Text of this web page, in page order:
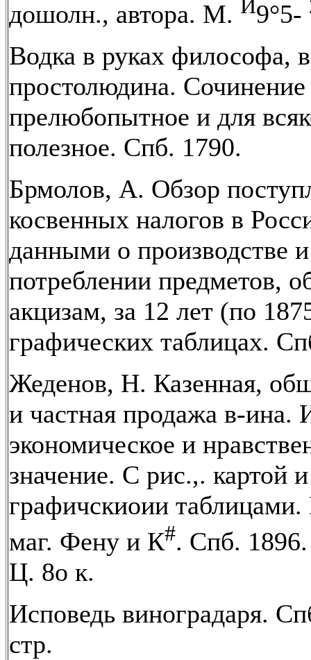
дошолн., автора. М. И9°5-
Водка в руках философа,
простолюдина. Сочинение
прелюбопытное и для
полезное. Спб. 1790.
Брмолов, А. Обзор
косвенных налогов в
данными о производстве и
потреблении предметов,
акцизам, за 12 лет (по
графических таблицах.
Жеденов, Н. Казенная,
и частная продажа в-ина.
экономическое и
значение. С рис.,. картой
графичскиоии
маг. Фену и К#. Спб.
Ц. 8о к.
Исповедь виноградаря.
стр.